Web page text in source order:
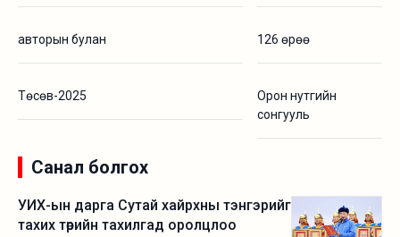
авторын булан 126 өрөө
Төсөв-2025
Орон нутгийн
сонгууль
Санал болгох
УИХ-ын дарга Сутай хайрхны тэнгэрийг
тахих төрийн тахилгад оролцлоо